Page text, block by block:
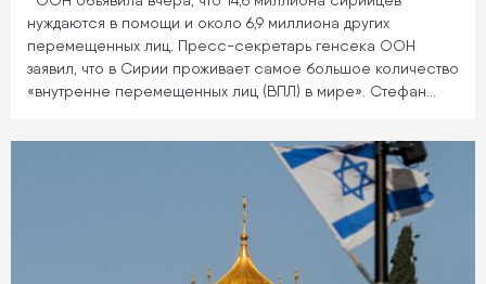
нуждаются в помощи и около 6,9 миллиона других
перемещенных лиц. Пресс-секретарь генсека ООН
заявил, что в Сирии проживает самое большое количество
«внутренне перемещенных лиц (ВПЛ) в мире». Стефан…